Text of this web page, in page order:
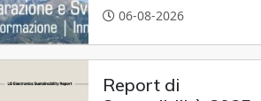
via il recupero dell'ex
modello di partenariato
pubblico-privato e a una
06-08-2026
Report di